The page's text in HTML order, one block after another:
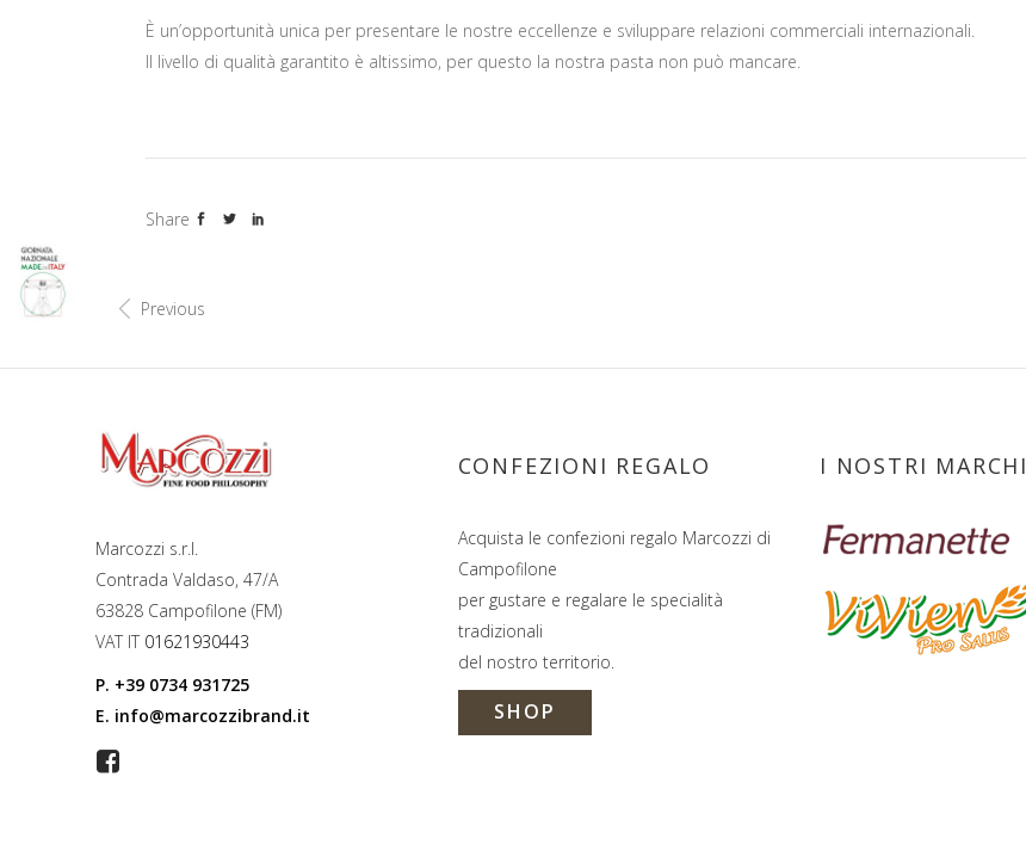
È un’opportunità unica per presentare le nostre eccellenze e sviluppare relazioni commerciali internazionali.
Il livello di qualità garantito è altissimo, per questo la nostra pasta non può mancare.
Share
Previous
Marcozzi s.r.l.
Contrada Valdaso, 47/A
63828 Campofilone (FM)
VAT IT 01621930443
P. +39 0734 931725
E. info@marcozzibrand.it
CONFEZIONI REGALO
Acquista le confezioni regalo Marcozzi di
Campofilone
per gustare e regalare le specialità
tradizionali
del nostro territorio.
SHOP
I NOSTRI MARCHI